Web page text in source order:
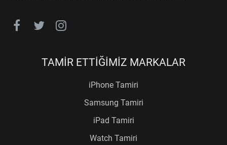
TAMİR ETTİĞİMİZ MARKALAR
iPhone Tamiri
Samsung Tamiri
iPad Tamiri
Watch Tamiri